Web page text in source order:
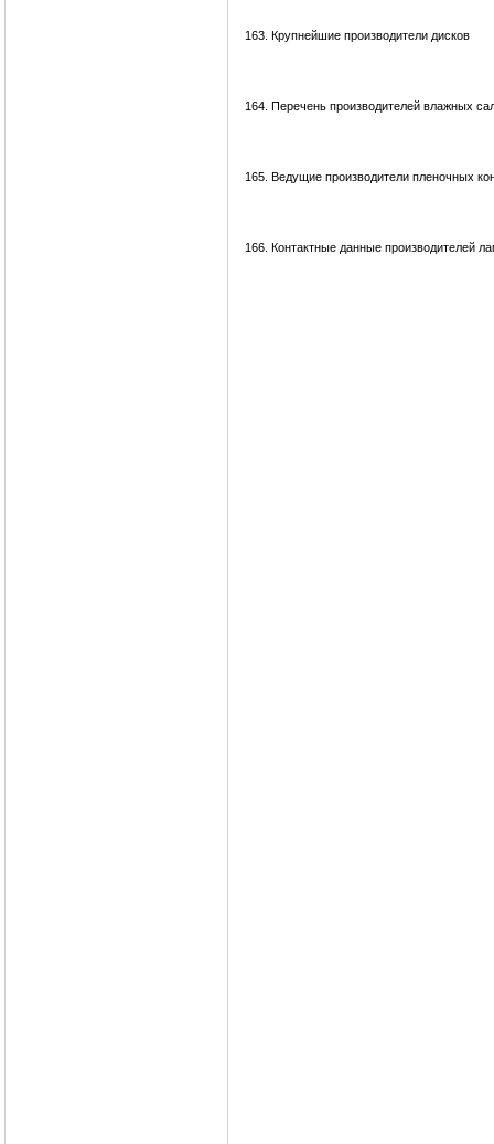
163. Крупнейшие производители дисков
164. Перечень производителей влажных
165. Ведущие производители пленочных
166. Контактные данные производителей